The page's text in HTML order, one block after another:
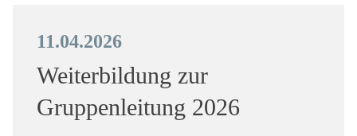
11.04.2026
Weiterbildung zur
Gruppenleitung 2026